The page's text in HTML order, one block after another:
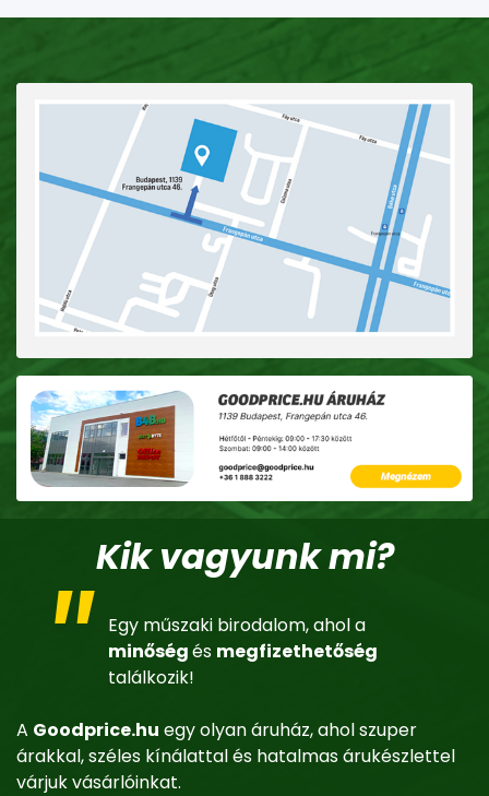
Kik vagyunk mi?
Egy műszaki birodalom, ahol a
minőségés megfizethetőség
találkozik!
A Goodprice.hu egy olyan áruház, ahol szuper
árakkal, széles kínálattal és hatalmas árukészlettel
várjuk vásárlóinkat.